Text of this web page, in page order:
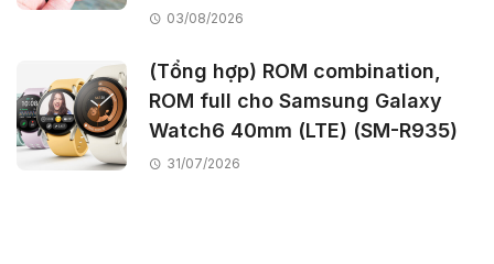
03/08/2026
(Tổng hợp) ROM combination,
ROM full cho Samsung Galaxy
Watch6 40mm (LTE) (SM-R935)
31/07/2026